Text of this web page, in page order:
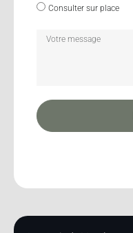
Consulter sur place